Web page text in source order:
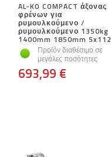
AL-KO COMPACT άξονας
φρένων για
ρυμουλκούμενο /
ρυμουλκούμενο 1350kg
1400mm 1850mm 5x112
Προϊόν διαθέσιμο σε
μεγάλες ποσότητες
693,99 €